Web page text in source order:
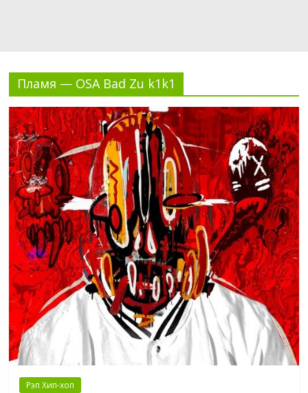
Пламя — OSA Bad Zu k1k1
Рэп Хип-хоп